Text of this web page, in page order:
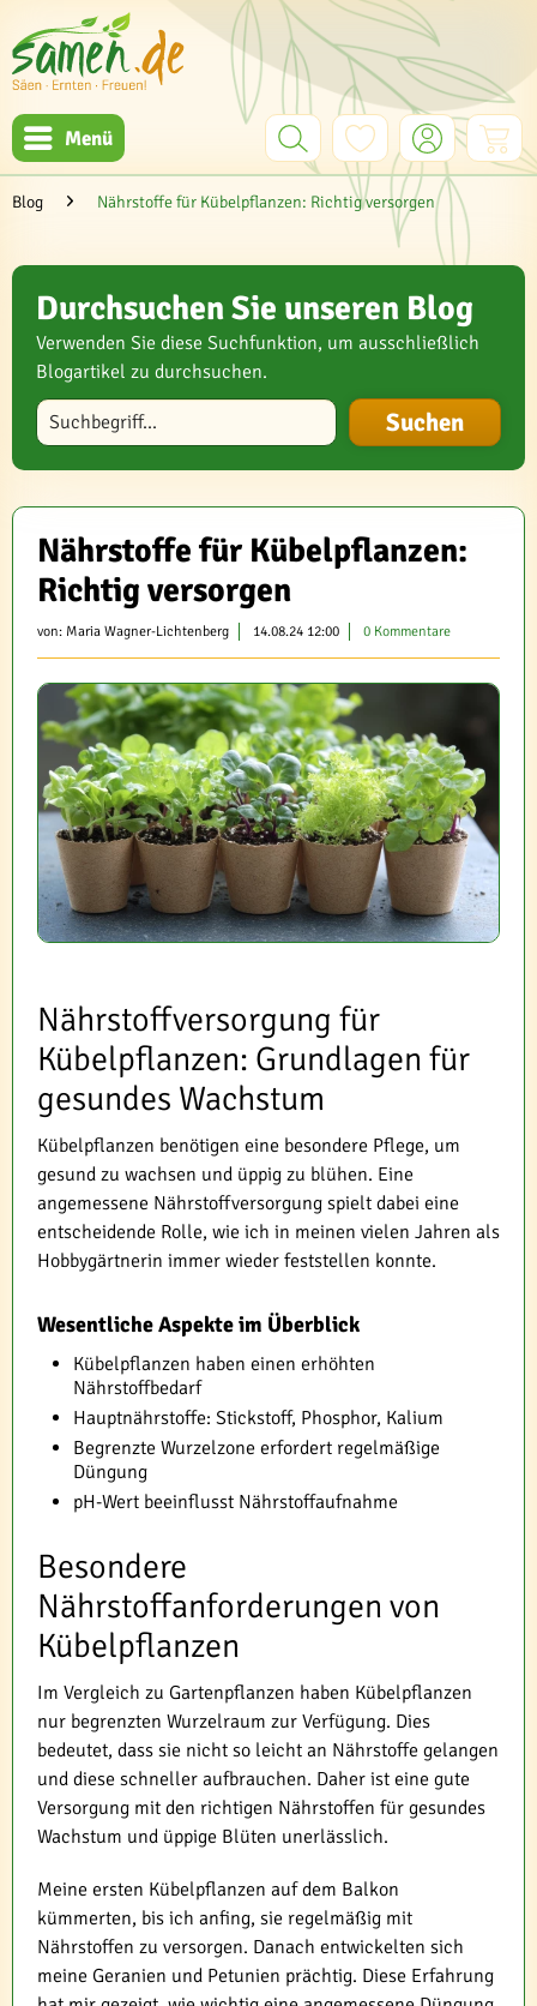
Menü
Blog Nährstoffe für Kübelpflanzen: Richtig versorgen
Durchsuchen Sie unseren Blog
Verwenden Sie diese Suchfunktion, um ausschließlich
Blogartikel zu durchsuchen.
Blog durchsuchen
Nährstoffe für Kübelpflanzen:
Richtig versorgen
von: Maria Wagner-Lichtenberg 14.08.24 12:00 0 Kommentare
Nährstoffversorgung für
Kübelpflanzen: Grundlagen für
gesundes Wachstum
Kübelpflanzen benötigen eine besondere Pflege, um
gesund zu wachsen und üppig zu blühen. Eine
angemessene Nährstoffversorgung spielt dabei eine
entscheidende Rolle, wie ich in meinen vielen Jahren als
Hobbygärtnerin immer wieder feststellen konnte.
Wesentliche Aspekte im Überblick
Kübelpflanzen haben einen erhöhten
Nährstoffbedarf
Hauptnährstoffe: Stickstoff, Phosphor, Kalium
Begrenzte Wurzelzone erfordert regelmäßige
Düngung
pH-Wert beeinflusst Nährstoffaufnahme
Besondere
Nährstoffanforderungen von
Kübelpflanzen
Im Vergleich zu Gartenpflanzen haben Kübelpflanzen
nur begrenzten Wurzelraum zur Verfügung. Dies
bedeutet, dass sie nicht so leicht an Nährstoffe gelangen
und diese schneller aufbrauchen. Daher ist eine gute
Versorgung mit den richtigen Nährstoffen für gesundes
Wachstum und üppige Blüten unerlässlich.
Meine ersten Kübelpflanzen auf dem Balkon
kümmerten, bis ich anfing, sie regelmäßig mit
Nährstoffen zu versorgen. Danach entwickelten sich
meine Geranien und Petunien prächtig. Diese Erfahrung